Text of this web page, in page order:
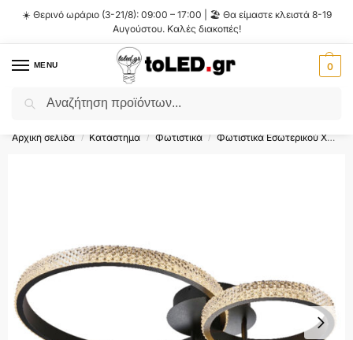
☀️ Θερινό ωράριο (3-21/8): 09:00 – 17:00 | 🏖️ Θα είμαστε κλειστά 8-19
Αυγούστου. Καλές διακοπές!
MENU 0
Flash Sale ⚡ 10% Έκπτωση με τον κωδικό
Αρχική σελίδα / Κατάστημα / Φωτιστικά / Φωτιστικά Εσωτερικού Χώρου